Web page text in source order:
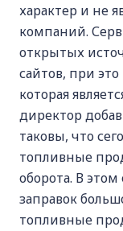
характер и не
компаний.
открытых
сайтов, при
которая
директор
таковы, что
топливные
оборота. В
заправок
топливные